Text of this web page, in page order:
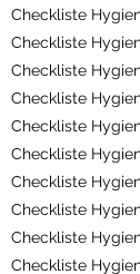
Checkliste
Checkliste
Checkliste
Checkliste
Checkliste
Checkliste
Checkliste
Checkliste
Checkliste
Checkliste